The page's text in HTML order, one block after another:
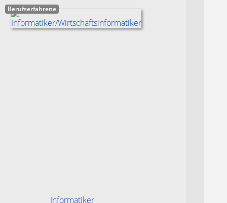
Berufserfahrene
Informatiker